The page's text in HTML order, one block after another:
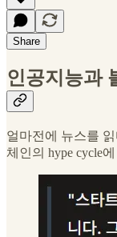
Share
인공지능과
얼마전에 뉴스를
체인의 hype cycle